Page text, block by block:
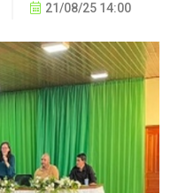
21/08/25 14:00